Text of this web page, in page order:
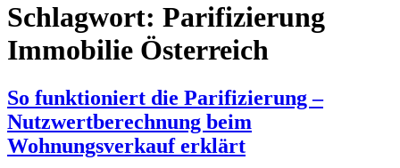
Schlagwort: Parifizierung
Immobilie Österreich
So funktioniert die Parifizierung –
Nutzwertberechnung beim
Wohnungsverkauf erklärt